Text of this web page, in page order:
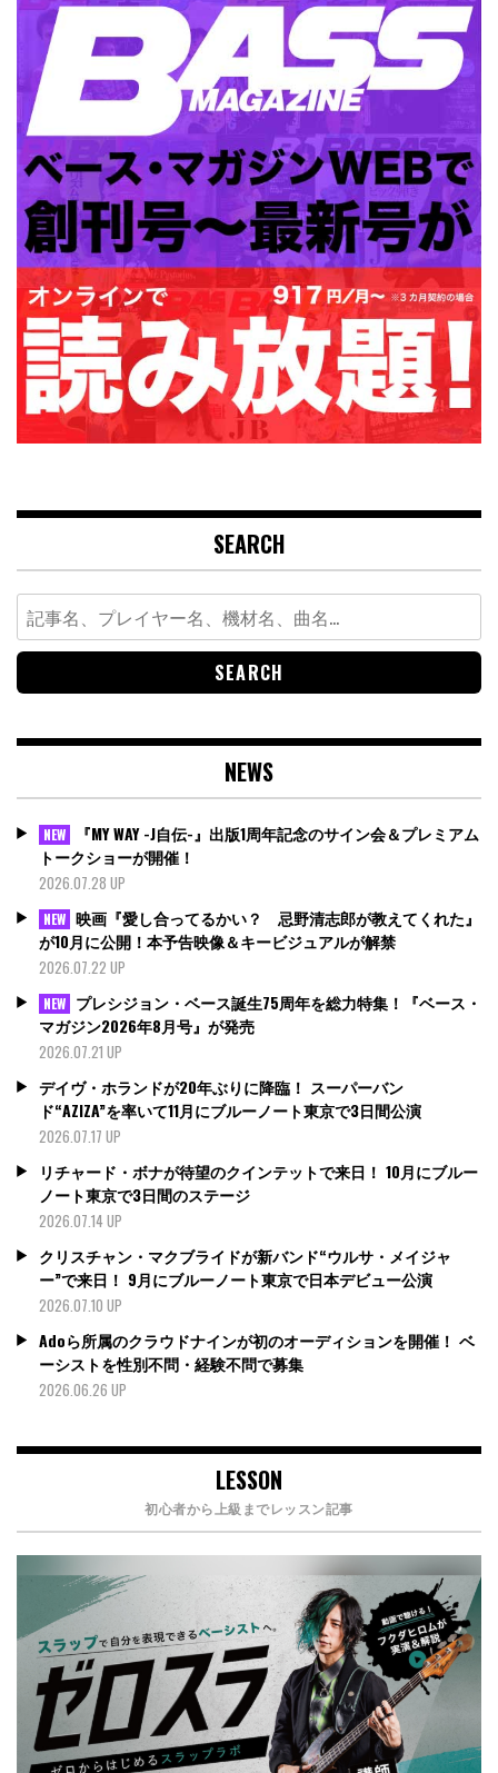
SEARCH
Search
for:
NEWS
NEW
『MY WAY -J自伝-』出版1周年記念のサイン会＆プレミアム
トークショーが開催！
2026.07.28 UP
NEW 映画『愛し合ってるかい？ 忌野清志郎が教えてくれた』
が10月に公開！本予告映像＆キービジュアルが解禁
2026.07.22 UP
NEW プレシジョン・ベース誕生75周年を総力特集！『ベース・
マガジン2026年8月号』が発売
2026.07.21 UP
デイヴ・ホランドが20年ぶりに降臨！ スーパーバン
ド“AZIZA”を率いて11月にブルーノート東京で3日間公演
2026.07.17 UP
リチャード・ボナが待望のクインテットで来日！ 10月にブルー
ノート東京で3日間のステージ
2026.07.14 UP
クリスチャン・マクブライドが新バンド“ウルサ・メイジャ
ー”で来日！ 9月にブルーノート東京で日本デビュー公演
2026.07.10 UP
Adoら所属のクラウドナインが初のオーディションを開催！ ベ
ーシストを性別不問・経験不問で募集
2026.06.26 UP
LESSON
初心者から上級までレッスン記事